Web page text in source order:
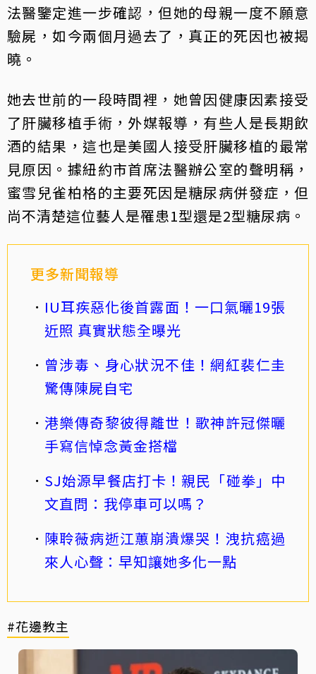
法醫鑒定進一步確認，但她的母親一度不願意
驗屍，如今兩個月過去了，真正的死因也被揭
曉。
她去世前的一段時間裡，她曾因健康因素接受
了肝臟移植手術，外媒報導，有些人是長期飲
酒的結果，這也是美國人接受肝臟移植的最常
見原因。據紐約市首席法醫辦公室的聲明稱，
蜜雪兒雀柏格的主要死因是糖尿病併發症，但
尚不清楚這位藝人是罹患1型還是2型糖尿病。
更多新聞報導
IU耳疾惡化後首露面！一口氣曬19張
近照 真實狀態全曝光
曾涉毒、身心狀況不佳！網紅裴仁圭
驚傳陳屍自宅
港樂傳奇黎彼得離世！歌神許冠傑曬
手寫信悼念黃金搭檔
SJ始源早餐店打卡！親民「碰拳」中
文直問：我停車可以嗎？
陳聆薇病逝江蕙崩潰爆哭！洩抗癌過
來人心聲：早知讓她多化一點
#花邊教主